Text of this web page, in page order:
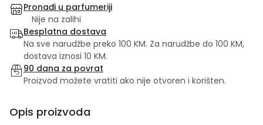
Pronađi u parfumeriji
Nije na zalihi
Besplatna dostava
Na sve narudžbe preko 100 KM. Za narudžbe do 100 KM,
dostava iznosi 10 KM.
90 dana za povrat
Proizvod možete vratiti ako nije otvoren i korišten.
Opis proizvoda